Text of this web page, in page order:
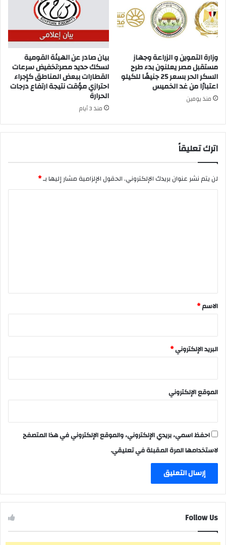
وزارة التموين و الزراعة وجهاز
مستقبل مصر يعلنون بدء طرح
السكر الحر بسعر 25 جنيهًا للكيلو
اعتبارًا من غد الخميس
منذ يومين
بيان صادر عن الهيئة القومية
لسكك حديد مصر:تخفيض سرعات
القطارات ببعض المناطق كإجراء
احترازي مؤقت نتيجة ارتفاع درجات
الحرارة
منذ 3 أيام
اترك تعليقاً
لن يتم نشر عنوان بريدك الإلكتروني.الحقول الإلزامية مشار إليها بـ*
*
الاسم*
البريد الإلكتروني*
الموقع الإلكتروني
احفظ اسمي، بريدي الإلكتروني، والموقع الإلكتروني في هذا المتصفح
لاستخدامها المرة المقبلة في تعليقي.
Follow Us